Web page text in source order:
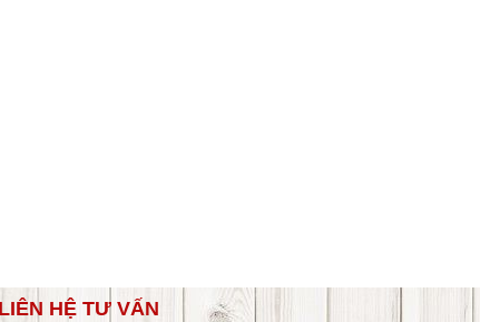
LIÊN HỆ TƯ VẤN